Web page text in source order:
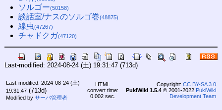
ソルゴー(50158)
談話室/ナスのソルゴ巻(48875)
線虫(47267)
チャドクガ(47120)
Last-modified: 2024-08-24 (土) 19:31:47(713d)
Last-modified: 2024-08-24 (土)
19:31:47(713d)
Modified by サーバ管理者
HTML
convert time:
0.002 sec.
Copyright: CC BY-SA 3.0
PukiWiki 1.5.4© 2001-2022 PukiWiki
Development Team